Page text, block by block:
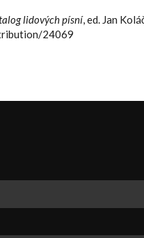
lidových písní, ed. Jan
24069